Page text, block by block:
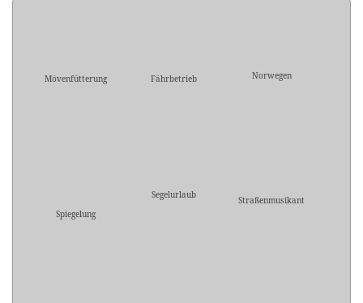
Mövenfütterung Fährbetrieb Norwegen
Spiegelung
Segelurlaub Straßenmusikant